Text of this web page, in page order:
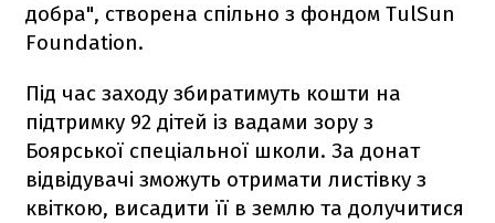
добра", створена спільно з фондом TulSun
Foundation.
Під час заходу збиратимуть кошти на
підтримку 92 дітей із вадами зору з
Боярської спеціальної школи. За донат
відвідувачі зможуть отримати листівку з
квіткою, висадити її в землю та долучитися